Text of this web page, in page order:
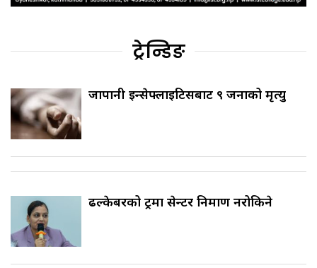
ट्रेन्डिङ
जापानी इन्सेफ्लाइटिसबाट ९ जनाको मृत्यु
ढल्केबरको ट्रमा सेन्टर निर्माण नरोकिने